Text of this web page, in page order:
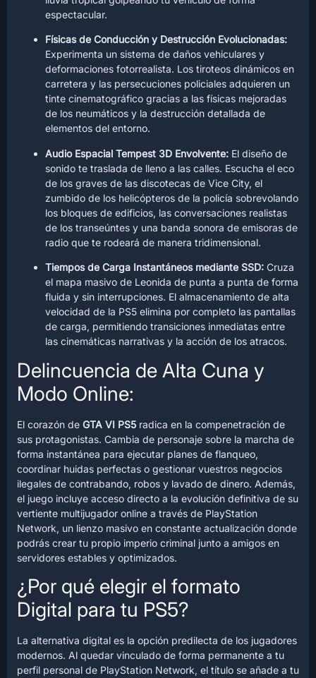
espectacular.
Físicas de Conducción y Destrucción Evolucionadas:
Experimenta un sistema de daños vehiculares y
deformaciones fotorrealista. Los tiroteos dinámicos en
carretera y las persecuciones policiales adquieren un
tinte cinematográfico gracias a las físicas mejoradas
de los neumáticos y la destrucción detallada de
elementos del entorno.
Audio Espacial Tempest 3D Envolvente: El diseño de
sonido te traslada de lleno a las calles. Escucha el eco
de los graves de las discotecas de Vice City, el
zumbido de los helicópteros de la policía sobrevolando
los bloques de edificios, las conversaciones realistas
de los transeúntes y una banda sonora de emisoras de
radio que te rodeará de manera tridimensional.
Tiempos de Carga Instantáneos mediante SSD: Cruza
el mapa masivo de Leonida de punta a punta de forma
fluida y sin interrupciones. El almacenamiento de alta
velocidad de la PS5 elimina por completo las pantallas
de carga, permitiendo transiciones inmediatas entre
las cinemáticas narrativas y la acción de los atracos.
Delincuencia de Alta Cuna y
Modo Online:
El corazón de GTA VI PS5 radica en la compenetración de
sus protagonistas. Cambia de personaje sobre la marcha de
forma instantánea para ejecutar planes de flanqueo,
coordinar huidas perfectas o gestionar vuestros negocios
ilegales de contrabando, robos y lavado de dinero. Además,
el juego incluye acceso directo a la evolución definitiva de su
vertiente multijugador online a través de PlayStation
Network, un lienzo masivo en constante actualización donde
podrás crear tu propio imperio criminal junto a amigos en
servidores estables y optimizados.
¿Por qué elegir el formato
Digital para tu PS5?
La alternativa digital es la opción predilecta de los jugadores
modernos. Al quedar vinculado de forma permanente a tu
perfil personal de PlayStation Network, el título se añade a tu